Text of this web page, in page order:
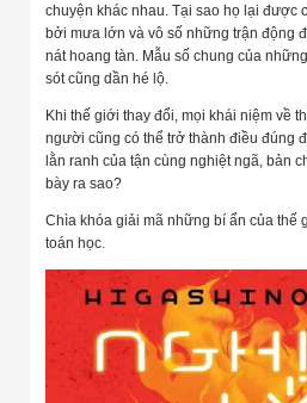
chuyện khác nhau. Tại sao họ lại được
bởi mưa lớn và vô số những trận động
nát hoang tàn. Mẫu số chung của
sót cũng dần hé lộ.
Khi thế giới thay đổi, mọi khái niệm về
người cũng có thể trở thành điều đúng
lằn ranh của tận cùng nghiệt ngã, bản
bày ra sao?
Chìa khóa giải mã những bí ẩn của thế
toán học.